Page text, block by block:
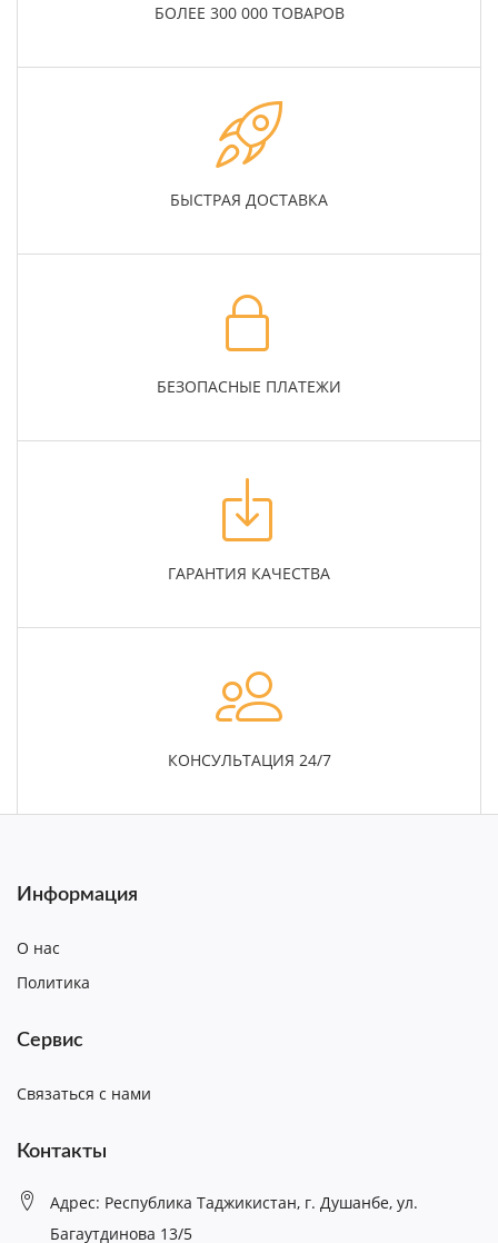
БОЛЕЕ 300 000 ТОВАРОВ
БЫСТРАЯ ДОСТАВКА
БЕЗОПАСНЫЕ ПЛАТЕЖИ
ГАРАНТИЯ КАЧЕСТВА
КОНСУЛЬТАЦИЯ 24/7
Информация
О нас
Политика
Сервис
Связаться с нами
Контакты
Адрес: Республика Таджикистан, г. Душанбе, ул.
Багаутдинова 13/5